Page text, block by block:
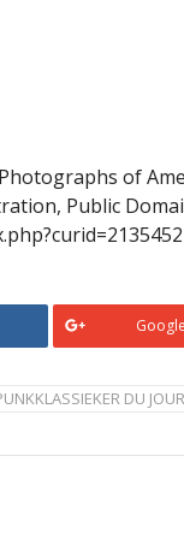
of
Public
DU JOUR